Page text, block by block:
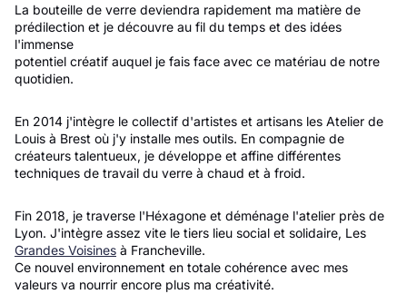
La bouteille de verre deviendra rapidement ma matière de
prédilection et je découvre au fil du temps et des idées
l'immense
potentiel créatif auquel je fais face avec ce matériau de notre
quotidien.
​En 2014 j'intègre le collectif d'artistes et artisans les Atelier de
Louis à Brest où j'y installe mes outils. En compagnie de
créateurs talentueux, je développe et affine différentes
techniques de travail du verre à chaud et à froid.
​Fin 2018, je traverse l'Héxagone et déménage l'atelier près de
Lyon. J'intègre assez vite le tiers lieu social et solidaire, Les
Grandes Voisines à Francheville.
Ce nouvel environnement en totale cohérence avec mes
valeurs va nourrir encore plus ma créativité.